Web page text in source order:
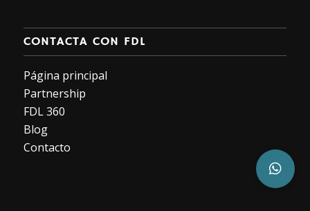
CONTACTA CON FDL
Página principal
Partnership
FDL 360
Blog
Contacto